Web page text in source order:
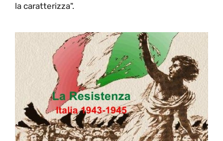
la caratterizza".